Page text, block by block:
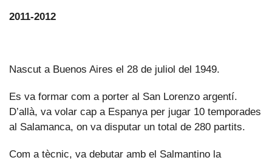
2011-2012
Nascut a Buenos Aires el 28 de juliol del 1949.
Es va formar com a porter al San Lorenzo argentí.
D’allà, va volar cap a Espanya per jugar 10 temporades
al Salamanca, on va disputar un total de 280 partits.
Com a tècnic, va debutar amb el Salmantino la